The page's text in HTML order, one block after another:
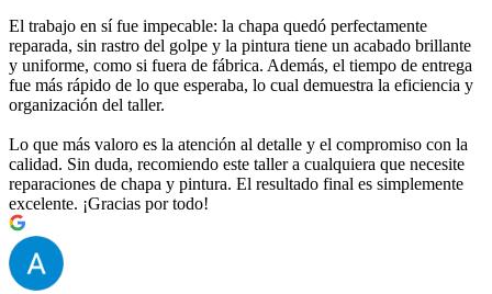
El trabajo en sí fue impecable: la chapa quedó perfectamente
reparada, sin rastro del golpe y la pintura tiene un acabado brillante
y uniforme, como si fuera de fábrica. Además, el tiempo de entrega
fue más rápido de lo que esperaba, lo cual demuestra la eficiencia y
organización del taller.
Lo que más valoro es la atención al detalle y el compromiso con la
calidad. Sin duda, recomiendo este taller a cualquiera que necesite
reparaciones de chapa y pintura. El resultado final es simplemente
excelente. ¡Gracias por todo!